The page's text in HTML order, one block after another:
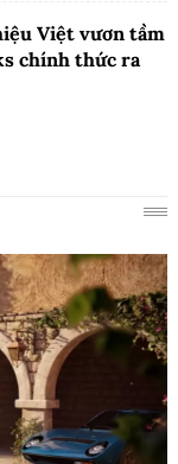
Việt vươn tầm
chính thức ra